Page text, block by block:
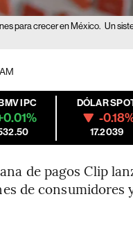
para crecer en México. Un
IPC DÓLAR
-
17.2039
de pagos Clip
de consumidores